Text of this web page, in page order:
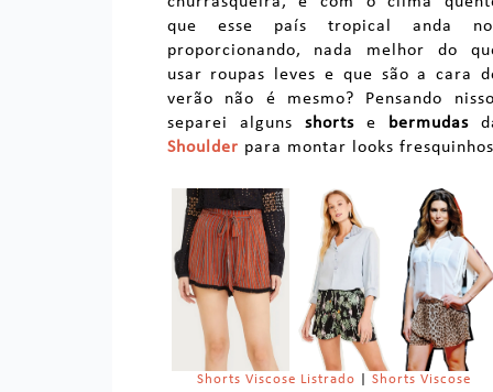
que esse país tropical anda
proporcionando, nada melhor do
usar roupas leves e que são a cara
verão não é mesmo? Pensando
separei alguns shortse bermudas
Shoulder para montar looks
Shorts Viscose Listrado Shorts Viscose